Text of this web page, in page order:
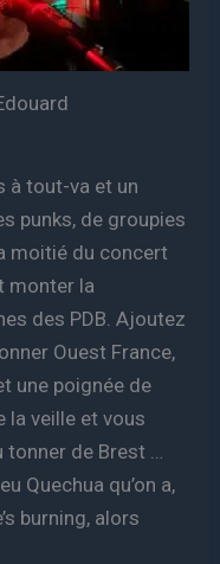
à tout-va et un
punks, de groupies
moitié du concert
monter la
des PDB. Ajoutez
Ouest France,
une poignée de
la veille et vous
de Brest …
Quechua qu’on a,
burning, alors